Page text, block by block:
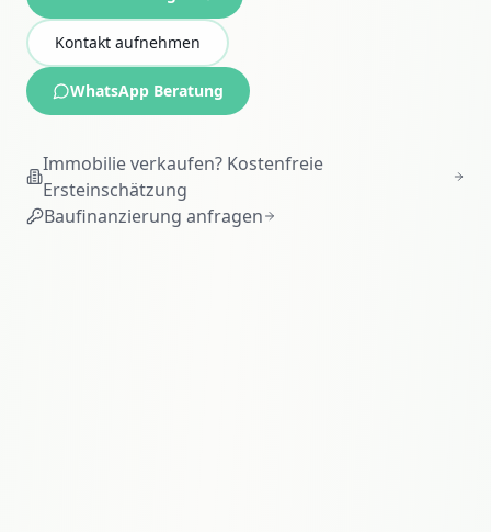
Kontakt aufnehmen
WhatsApp Beratung
Immobilie verkaufen? Kostenfreie
Ersteinschätzung
Baufinanzierung anfragen